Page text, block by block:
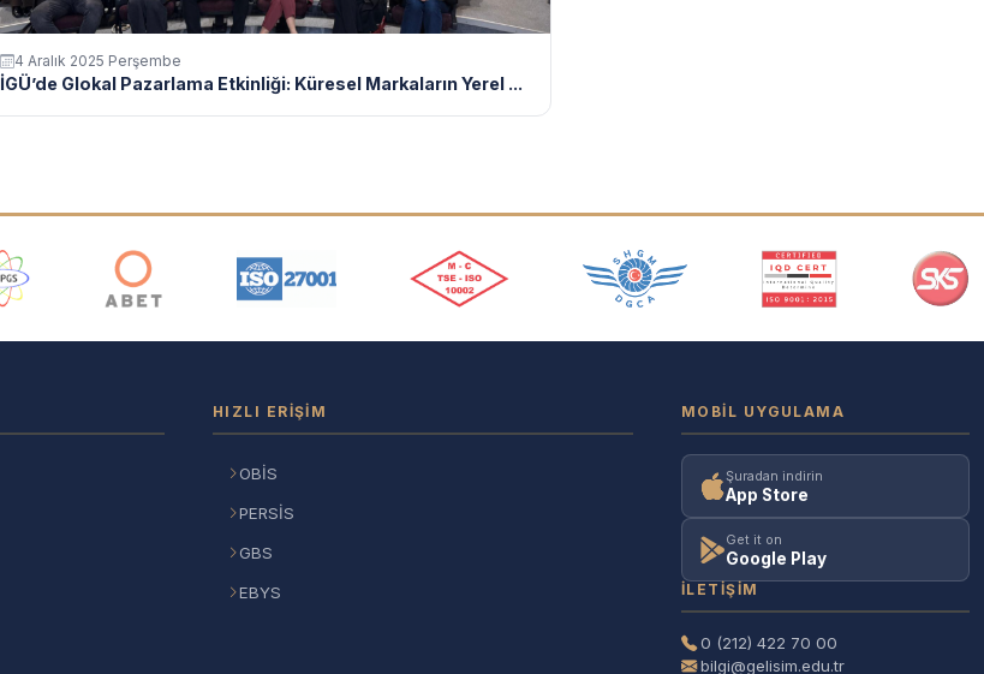
4 Aralık 2025 Perşembe
İGÜ’de Glokal Pazarlama Etkinliği: Küresel Markaların Yerel ...
HIZLI ERIŞIM
OBİS
PERSİS
GBS
EBYS
MOBIL UYGULAMA
Şuradan indirin
App Store
Get it on
Google Play
İLETIŞIM
0 (212) 422 70 00
bilgi@gelisim.edu.tr